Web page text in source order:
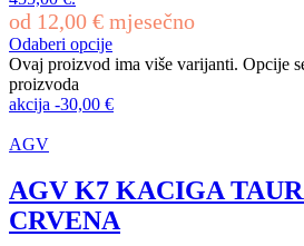
od 12,00 € mjesečno
Odaberi opcije
Ovaj proizvod ima više varijanti. Opcije
proizvoda
akcija -30,00 €
AGV
AGV K7 KACIGA
CRVENA